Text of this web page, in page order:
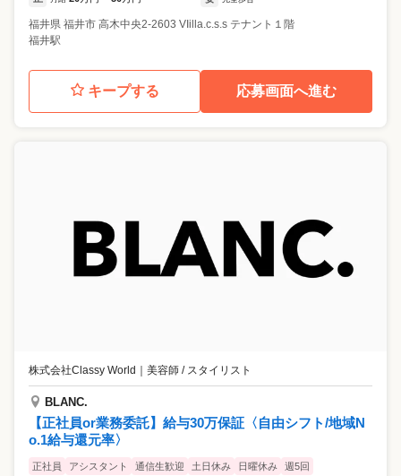
福井県 福井市 高木中央2-2603 VIilla.c.s.s テナント１階
福井駅
キープする 応募画面へ進む
株式会社Classy World 美容師 / スタイリスト
BLANC.
【正社員or業務委託】給与30万保証〈自由シフト/地域N
o.1給与還元率〉
正社員 アシスタント 通信生歓迎 土日休み 日曜休み 週5回